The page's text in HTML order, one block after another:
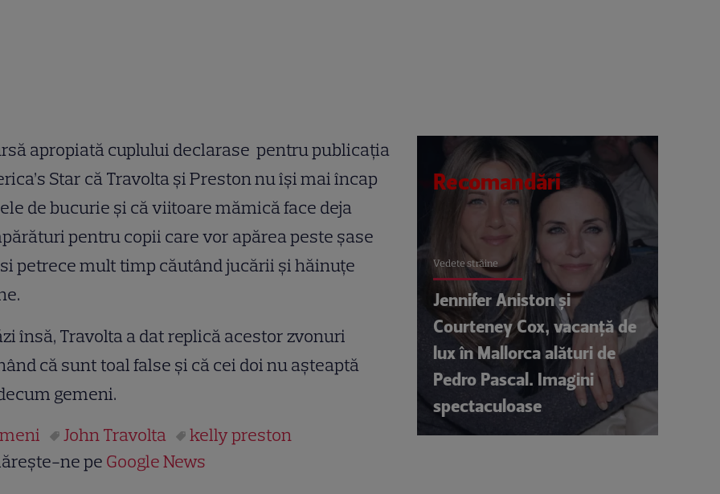
apropiată cuplului declarase pentru publicaţia
Star că Travolta şi Preston nu îşi mai încap
de bucurie şi că viitoare mămică face deja
pentru copii care vor apărea peste şase
petrece mult timp căutând jucării şi hăinuţe
însă, Travolta a dat replică acestor zvonuri
că sunt toal false şi că cei doi nu aşteaptă
gemeni.
John Travolta
kelly preston
ne pe Google News
Recomandări
Vedete străine
Jennifer Aniston și
Courteney Cox, vacanță de
lux în Mallorca alături de
Pedro Pascal. Imagini
spectaculoase